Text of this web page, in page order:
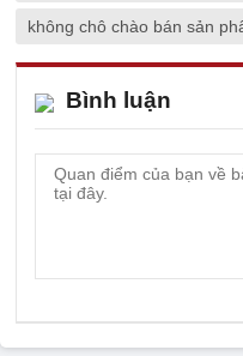
không chô chào bán sản
Bình luận